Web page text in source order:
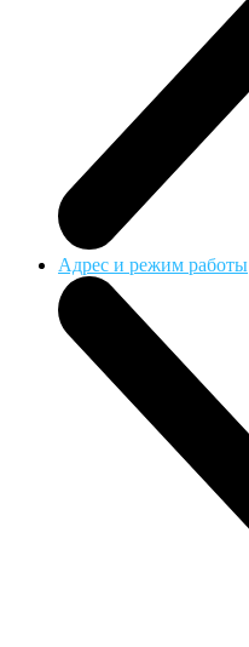
Адрес и режим работы